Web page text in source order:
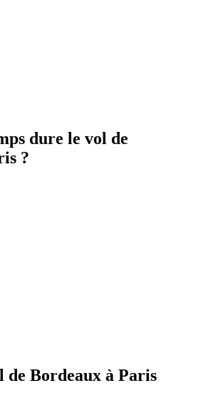
dure le vol de
?
de Bordeaux à Paris